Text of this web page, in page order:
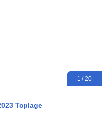
1 / 20
Toplage